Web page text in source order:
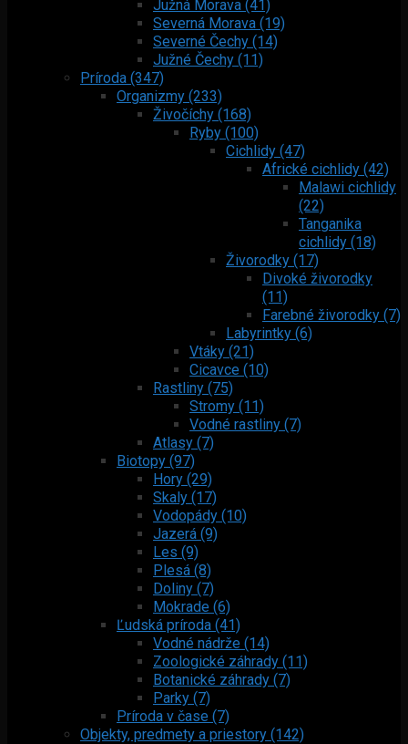
Južná Morava (41)
Severná Morava (19)
Severné Čechy (14)
Južné Čechy (11)
Príroda (347)
Organizmy (233)
Živočíchy (168)
Ryby (100)
Cichlidy (47)
Africké cichlidy (42)
Malawi cichlidy
(22)
Tanganika
cichlidy (18)
Živorodky (17)
Divoké živorodky
(11)
Farebné živorodky (7)
Labyrintky (6)
Vtáky (21)
Cicavce (10)
Rastliny (75)
Stromy (11)
Vodné rastliny (7)
Atlasy (7)
Biotopy (97)
Hory (29)
Skaly (17)
Vodopády (10)
Jazerá (9)
Les (9)
Plesá (8)
Doliny (7)
Mokrade (6)
Ľudská príroda (41)
Vodné nádrže (14)
Zoologické záhrady (11)
Botanické záhrady (7)
Parky (7)
Príroda v čase (7)
Objekty, predmety a priestory (142)